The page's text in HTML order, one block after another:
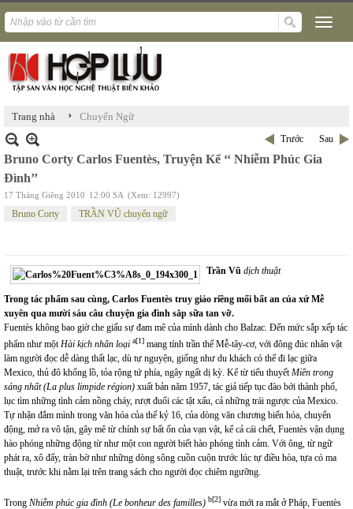
Trang nhà › Chuyển Ngữ
Trước Sau
Bruno Corty Carlos Fuentès, Truyện Kể ‘‘ Nhiễm Phúc Gia
Đình’’
17 Tháng Giêng 2010 12:00 SA (Xem: 12997)
Bruno Corty TRẦN VŨ chuyển ngữ
Trần Vũ dịch thuật
Trong tác phẩm sau cùng, Carlos Fuentès truy giảo riềng mối bất an của xứ Mễ
xuyên qua mười sáu câu chuyện gia đình sắp sữa tan vỡ.
Fuentès không bao giờ che giấu sự đam mê của mình dành cho Balzac. Đến mức sắp xếp tác
phẩm như mộtHài kịch nhân loại a[1] mang tính trần thế Mễ-tây-cơ, với đông đúc nhân vật
làm người đọc dễ dàng thất lạc, dù tự nguyện, giống như du khách có thể đi lạc giữa
Mexico, thủ đô khổng lồ, tỏa rộng tứ phía, ngây ngất dị kỳ. Kể từ tiểu thuyếtMiền trong
sáng nhất (La plus limpide région) xuất bản năm 1957, tác giả tiếp tục đào bới thành phố,
lục tìm những tình cảm nồng cháy, rượt đuổi các tật xấu, cả những trái ngược của Mexico.
Tự nhận đắm mình trong văn hóa của thế kỷ 16, của dòng văn chương biến hóa, chuyển
động, mở ra vô tận, gây mê từ chính sự bất ổn của vạn vật, kể cả cái chết, Fuentès vận dụng
hào phóng những động từ như một con người biết hào phóng tình cảm. Với ông, từ ngữ
phát ra, xô đẩy, tràn bờ như những dòng sông cuồn cuộn trước lúc tự điều hòa, tựa có ma
thuật, trước khi nằm lại trên trang sách cho người đọc chiêm ngưỡng.
Trong Nhiễm phúc gia đình (Le bonheur des familles) b[2] vừa mới ra mắt ở Pháp, Fuentès